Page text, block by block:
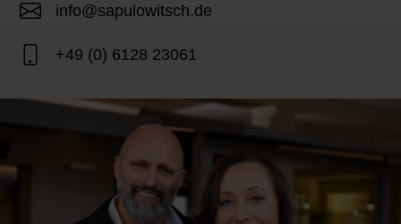
info@sapulowitsch.de
+49 (0) 6128 23061